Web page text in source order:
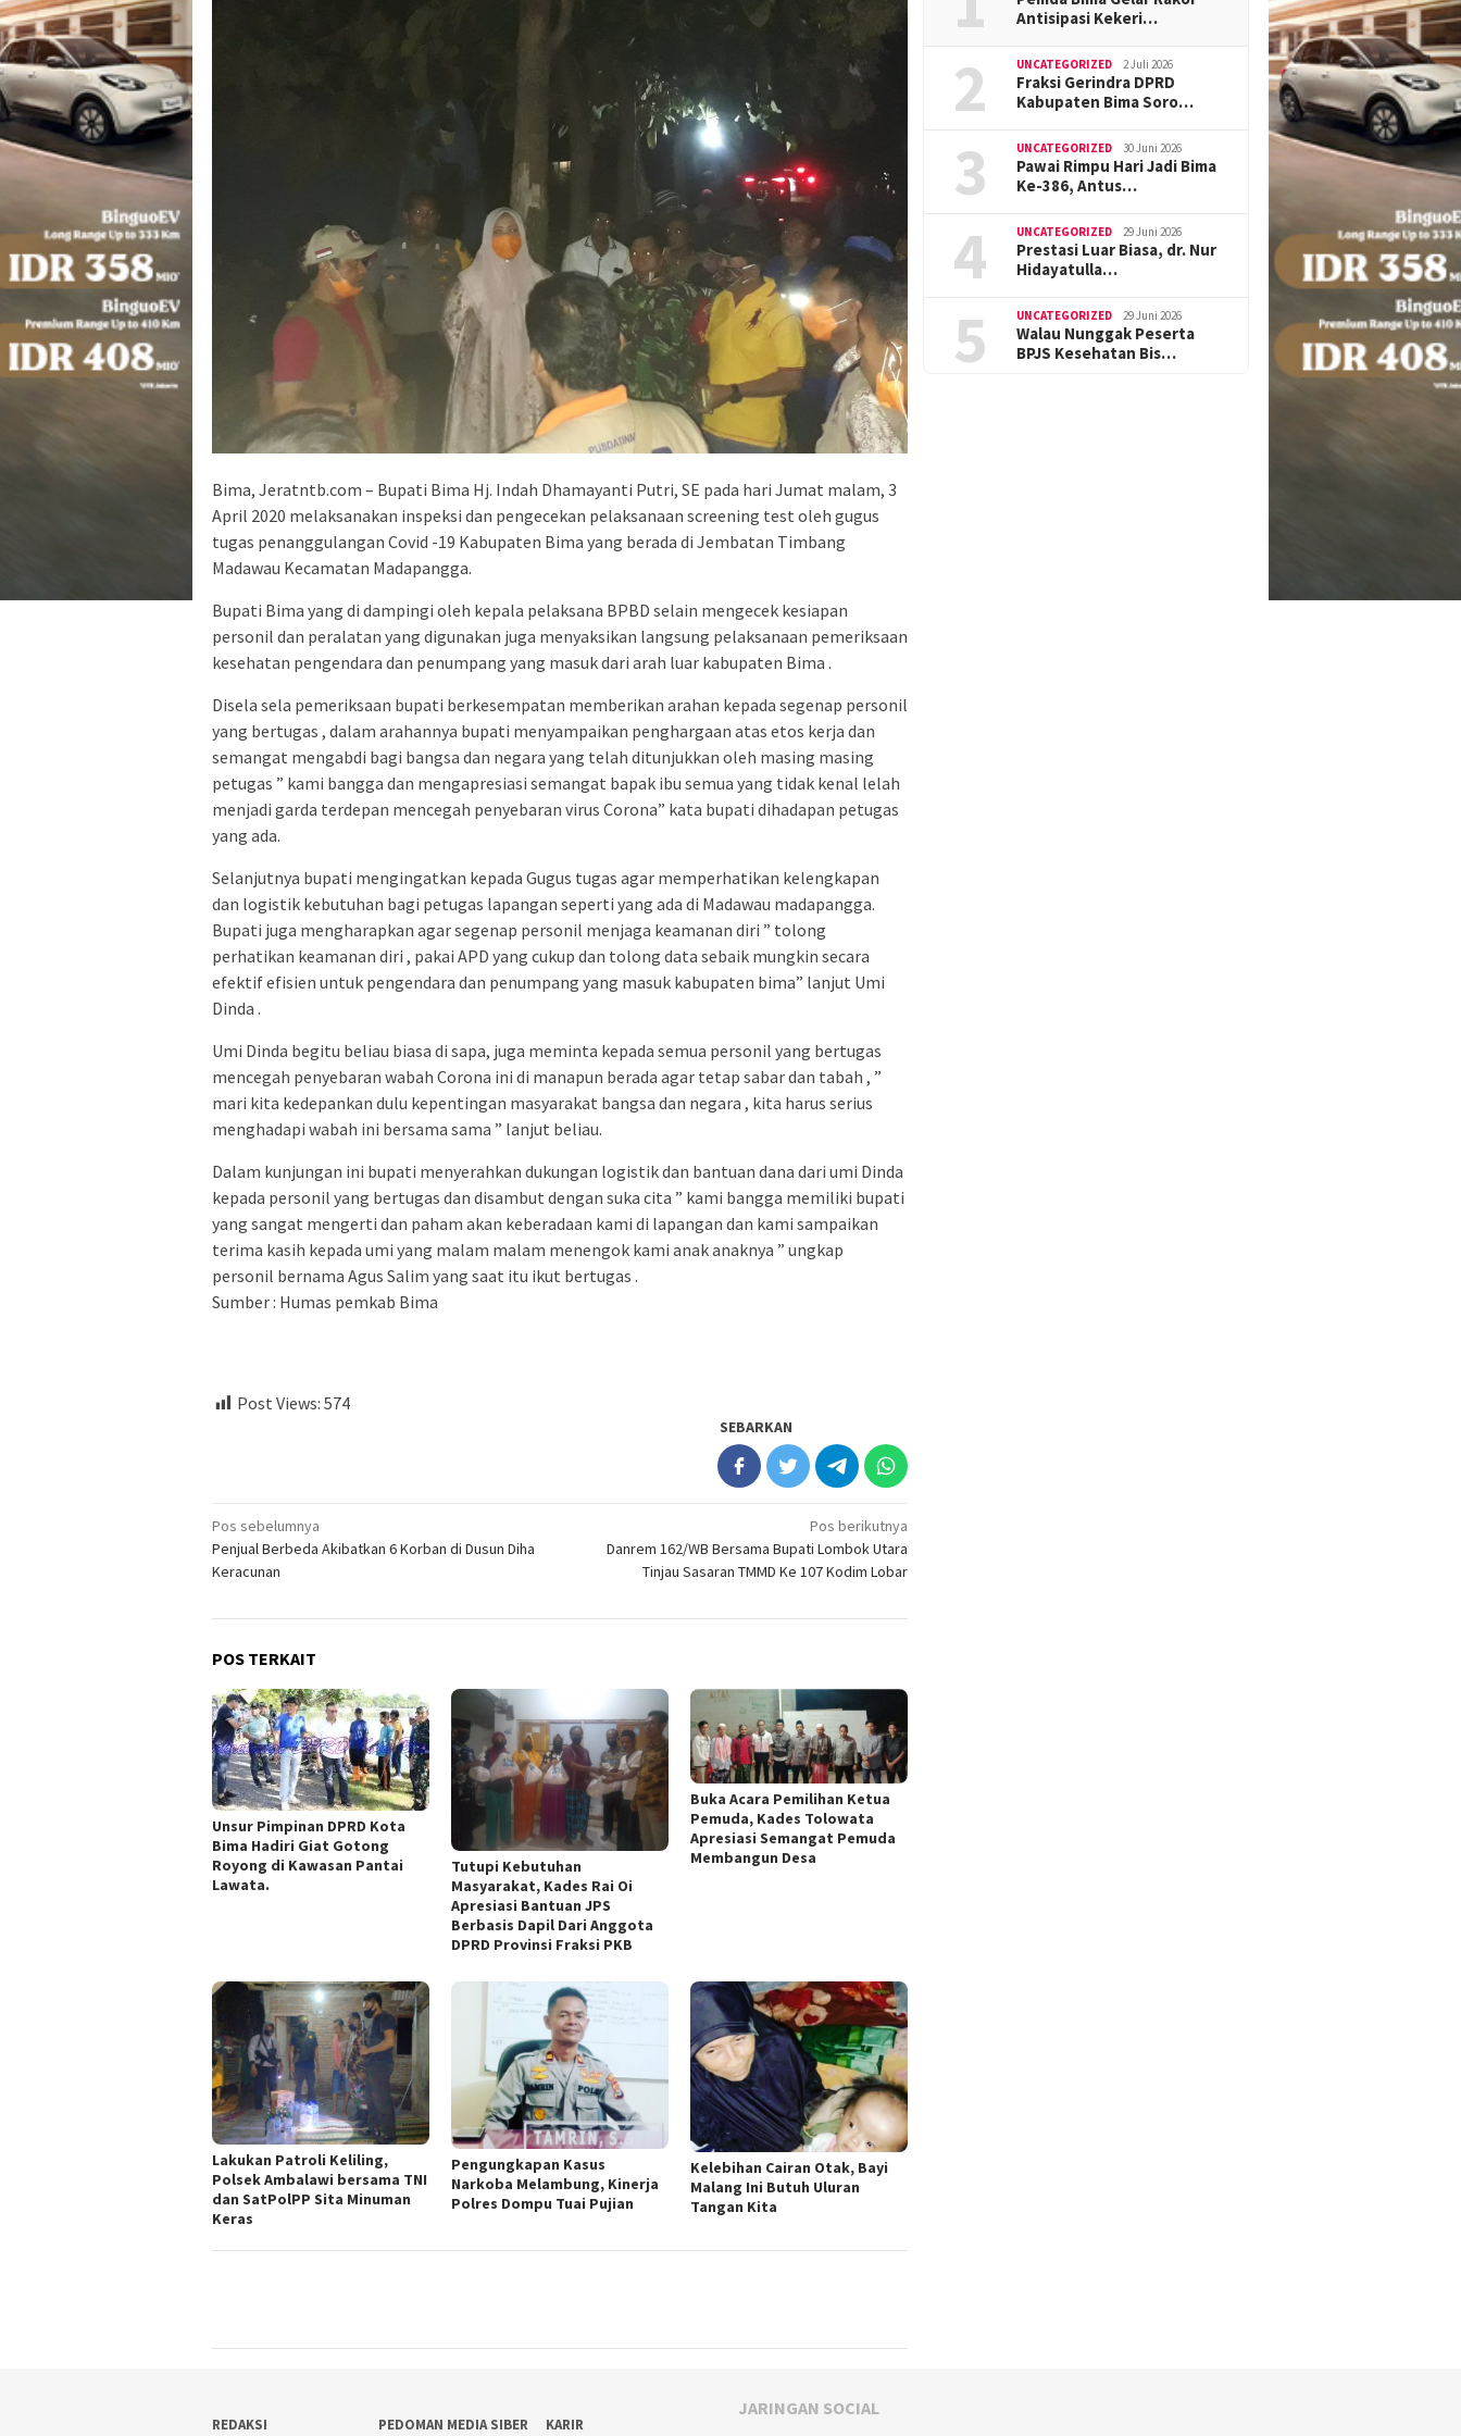
Bima, Jeratntb.com – Bupati Bima Hj. Indah Dhamayanti Putri, SE pada hari Jumat malam, 3
April 2020 melaksanakan inspeksi dan pengecekan pelaksanaan screening test oleh gugus
tugas penanggulangan Covid -19 Kabupaten Bima yang berada di Jembatan Timbang
Madawau Kecamatan Madapangga.
Bupati Bima yang di dampingi oleh kepala pelaksana BPBD selain mengecek kesiapan
personil dan peralatan yang digunakan juga menyaksikan langsung pelaksanaan pemeriksaan
kesehatan pengendara dan penumpang yang masuk dari arah luar kabupaten Bima .
Disela sela pemeriksaan bupati berkesempatan memberikan arahan kepada segenap personil
yang bertugas , dalam arahannya bupati menyampaikan penghargaan atas etos kerja dan
semangat mengabdi bagi bangsa dan negara yang telah ditunjukkan oleh masing masing
petugas ” kami bangga dan mengapresiasi semangat bapak ibu semua yang tidak kenal lelah
menjadi garda terdepan mencegah penyebaran virus Corona” kata bupati dihadapan petugas
yang ada.
Selanjutnya bupati mengingatkan kepada Gugus tugas agar memperhatikan kelengkapan
dan logistik kebutuhan bagi petugas lapangan seperti yang ada di Madawau madapangga.
Bupati juga mengharapkan agar segenap personil menjaga keamanan diri ” tolong
perhatikan keamanan diri , pakai APD yang cukup dan tolong data sebaik mungkin secara
efektif efisien untuk pengendara dan penumpang yang masuk kabupaten bima” lanjut Umi
Dinda .
Umi Dinda begitu beliau biasa di sapa, juga meminta kepada semua personil yang bertugas
mencegah penyebaran wabah Corona ini di manapun berada agar tetap sabar dan tabah , ”
mari kita kedepankan dulu kepentingan masyarakat bangsa dan negara , kita harus serius
menghadapi wabah ini bersama sama ” lanjut beliau.
Dalam kunjungan ini bupati menyerahkan dukungan logistik dan bantuan dana dari umi Dinda
kepada personil yang bertugas dan disambut dengan suka cita ” kami bangga memiliki bupati
yang sangat mengerti dan paham akan keberadaan kami di lapangan dan kami sampaikan
terima kasih kepada umi yang malam malam menengok kami anak anaknya ” ungkap
personil bernama Agus Salim yang saat itu ikut bertugas .
Sumber : Humas pemkab Bima
Post Views: 574
SEBARKAN
Navigasi
pos
Pos sebelumnya
Penjual Berbeda Akibatkan 6 Korban di Dusun Diha
Keracunan
Pos berikutnya
Danrem 162/WB Bersama Bupati Lombok Utara
Tinjau Sasaran TMMD Ke 107 Kodim Lobar
POS TERKAIT
Unsur Pimpinan DPRD Kota
Bima Hadiri Giat Gotong
Royong di Kawasan Pantai
Lawata.
Tutupi Kebutuhan
Masyarakat, Kades Rai Oi
Apresiasi Bantuan JPS
Berbasis Dapil Dari Anggota
DPRD Provinsi Fraksi PKB
Buka Acara Pemilihan Ketua
Pemuda, Kades Tolowata
Apresiasi Semangat Pemuda
Membangun Desa
Lakukan Patroli Keliling,
Polsek Ambalawi bersama TNI
dan SatPolPP Sita Minuman
Keras
Pengungkapan Kasus
Narkoba Melambung, Kinerja
Polres Dompu Tuai Pujian
Kelebihan Cairan Otak, Bayi
Malang Ini Butuh Uluran
Tangan Kita
Antisipasi Kekeri…
2 UNCATEGORIZED 2 Juli 2026
Fraksi Gerindra DPRD
Kabupaten Bima Soro…
3 UNCATEGORIZED 30 Juni 2026
Pawai Rimpu Hari Jadi Bima
Ke-386, Antus…
4 UNCATEGORIZED 29 Juni 2026
Prestasi Luar Biasa, dr. Nur
Hidayatulla…
5 UNCATEGORIZED 29 Juni 2026
Walau Nunggak Peserta
BPJS Kesehatan Bis…
REDAKSI PEDOMAN MEDIA SIBER KARIR
JARINGAN SOCIAL